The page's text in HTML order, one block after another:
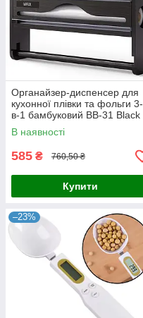
Органайзер-диспенсер для
кухонної плівки та фольги 3-
в-1 бамбуковий BB-31 Black
В наявності
585 ₴ 760,50 ₴
Купити
–23%